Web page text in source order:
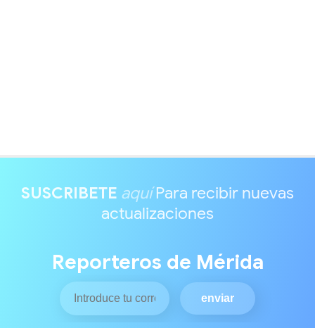
SUSCRIBETE aquíPara recibir nuevas
actualizaciones
Reporteros de Mérida